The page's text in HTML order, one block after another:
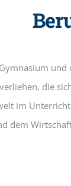
die
im
dem